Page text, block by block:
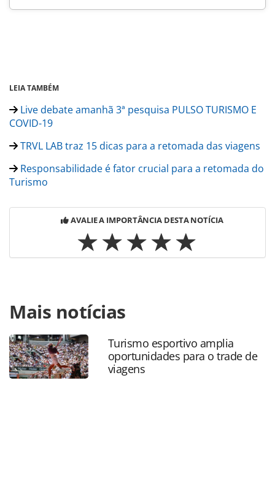
LEIA TAMBÉM
Live debate amanhã 3ª pesquisa PULSO TURISMO E
COVID-19
TRVL LAB traz 15 dicas para a retomada das viagens
Responsabilidade é fator crucial para a retomada do
Turismo
AVALIE A IMPORTÂNCIA DESTA NOTÍCIA
https://www.panrotas.com.br/mercado/pesquisas-e-
estatisticas/2020/08/em-live-hoteleiros-comprovam-dados-
de-pesquisa-do-trvl-lab_175620.html ou as ferramentas
oferecidas na página. Todo o conteúdo produzido pela
PANROTAS Editora é protegido pela legislação brasileira
sobre direito autoral. Não reproduza o conteúdo sem
Mais notícias
Turismo esportivo amplia
oportunidades para o trade de
viagens